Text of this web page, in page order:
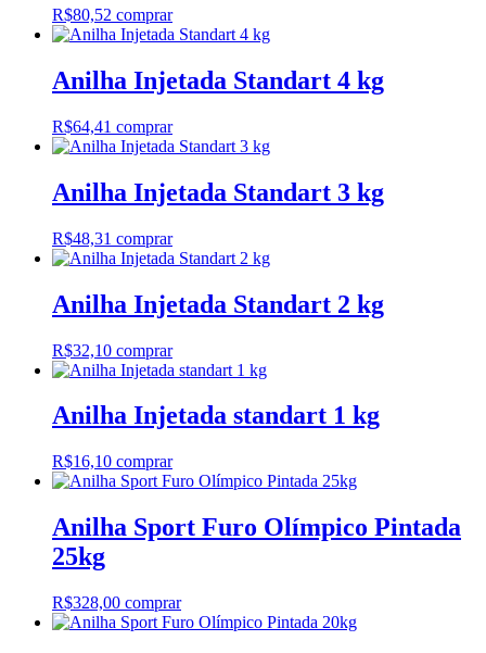
R$80,52 comprar
Anilha Injetada Standart 4 kg
R$64,41 comprar
Anilha Injetada Standart 3 kg
R$48,31 comprar
Anilha Injetada Standart 2 kg
R$32,10 comprar
Anilha Injetada standart 1 kg
R$16,10 comprar
Anilha Sport Furo Olímpico Pintada
25kg
R$328,00 comprar